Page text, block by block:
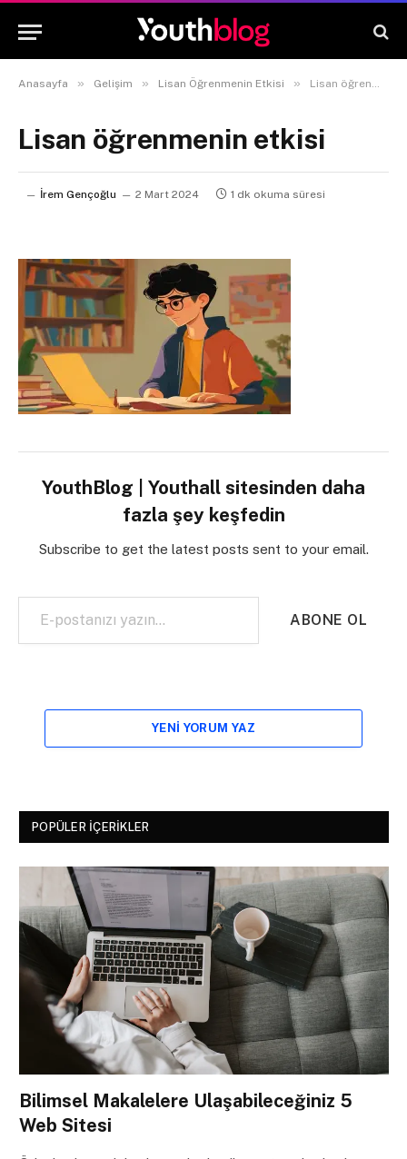
Anasayfa » Gelişim » Lisan Öğrenmenin Etkisi » Lisan öğrenmenin etkisi
Lisan öğrenmenin etkisi
İrem Gençoğlu 2 Mart 2024 1 dk okuma süresi
YouthBlog | Youthall sitesinden daha
fazla şey keşfedin
Subscribe to get the latest posts sent to your email.
E-postanızı yazın…
ABONE OL
YENI YORUM YAZ
POPÜLER İÇERIKLER
Bilimsel Makalelere Ulaşabileceğiniz 5
Web Sitesi